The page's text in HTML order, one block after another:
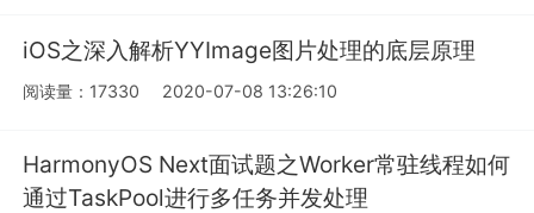
iOS之深入解析YYImage图片处理的底层原理
阅读量：17330 2020-07-08 13:26:10
HarmonyOS Next面试题之Worker常驻线程如何
通过TaskPool进行多任务并发处理